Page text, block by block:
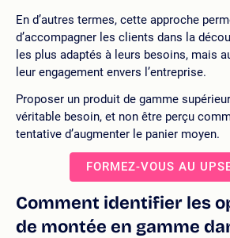
En d’autres termes, cette approche
d’accompagner les clients dans la
les plus adaptés à leurs besoins, mais
leur engagement envers l’entreprise.
Proposer un produit de gamme
véritable besoin, et non être perçu
tentative d’augmenter le panier moyen.
FORMEZ-VOUS AU
Comment identifier les
de montée en gamme